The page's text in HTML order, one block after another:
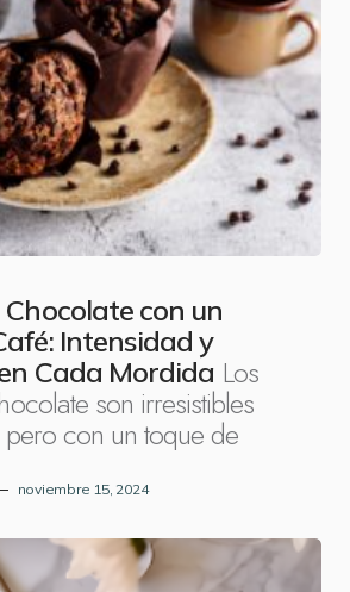
con un
Intensidad y
Cada Mordida Los
son irresistibles
con un toque de
noviembre 15, 2024